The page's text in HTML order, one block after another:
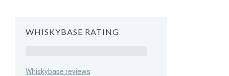
WHISKYBASE RATING
Whiskybase reviews